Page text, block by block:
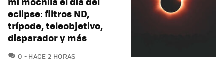
eclipse: filtros ND,
trípode, teleobjetivo,
disparador y más
0 COMENTARIOS
HACE 2 HORAS